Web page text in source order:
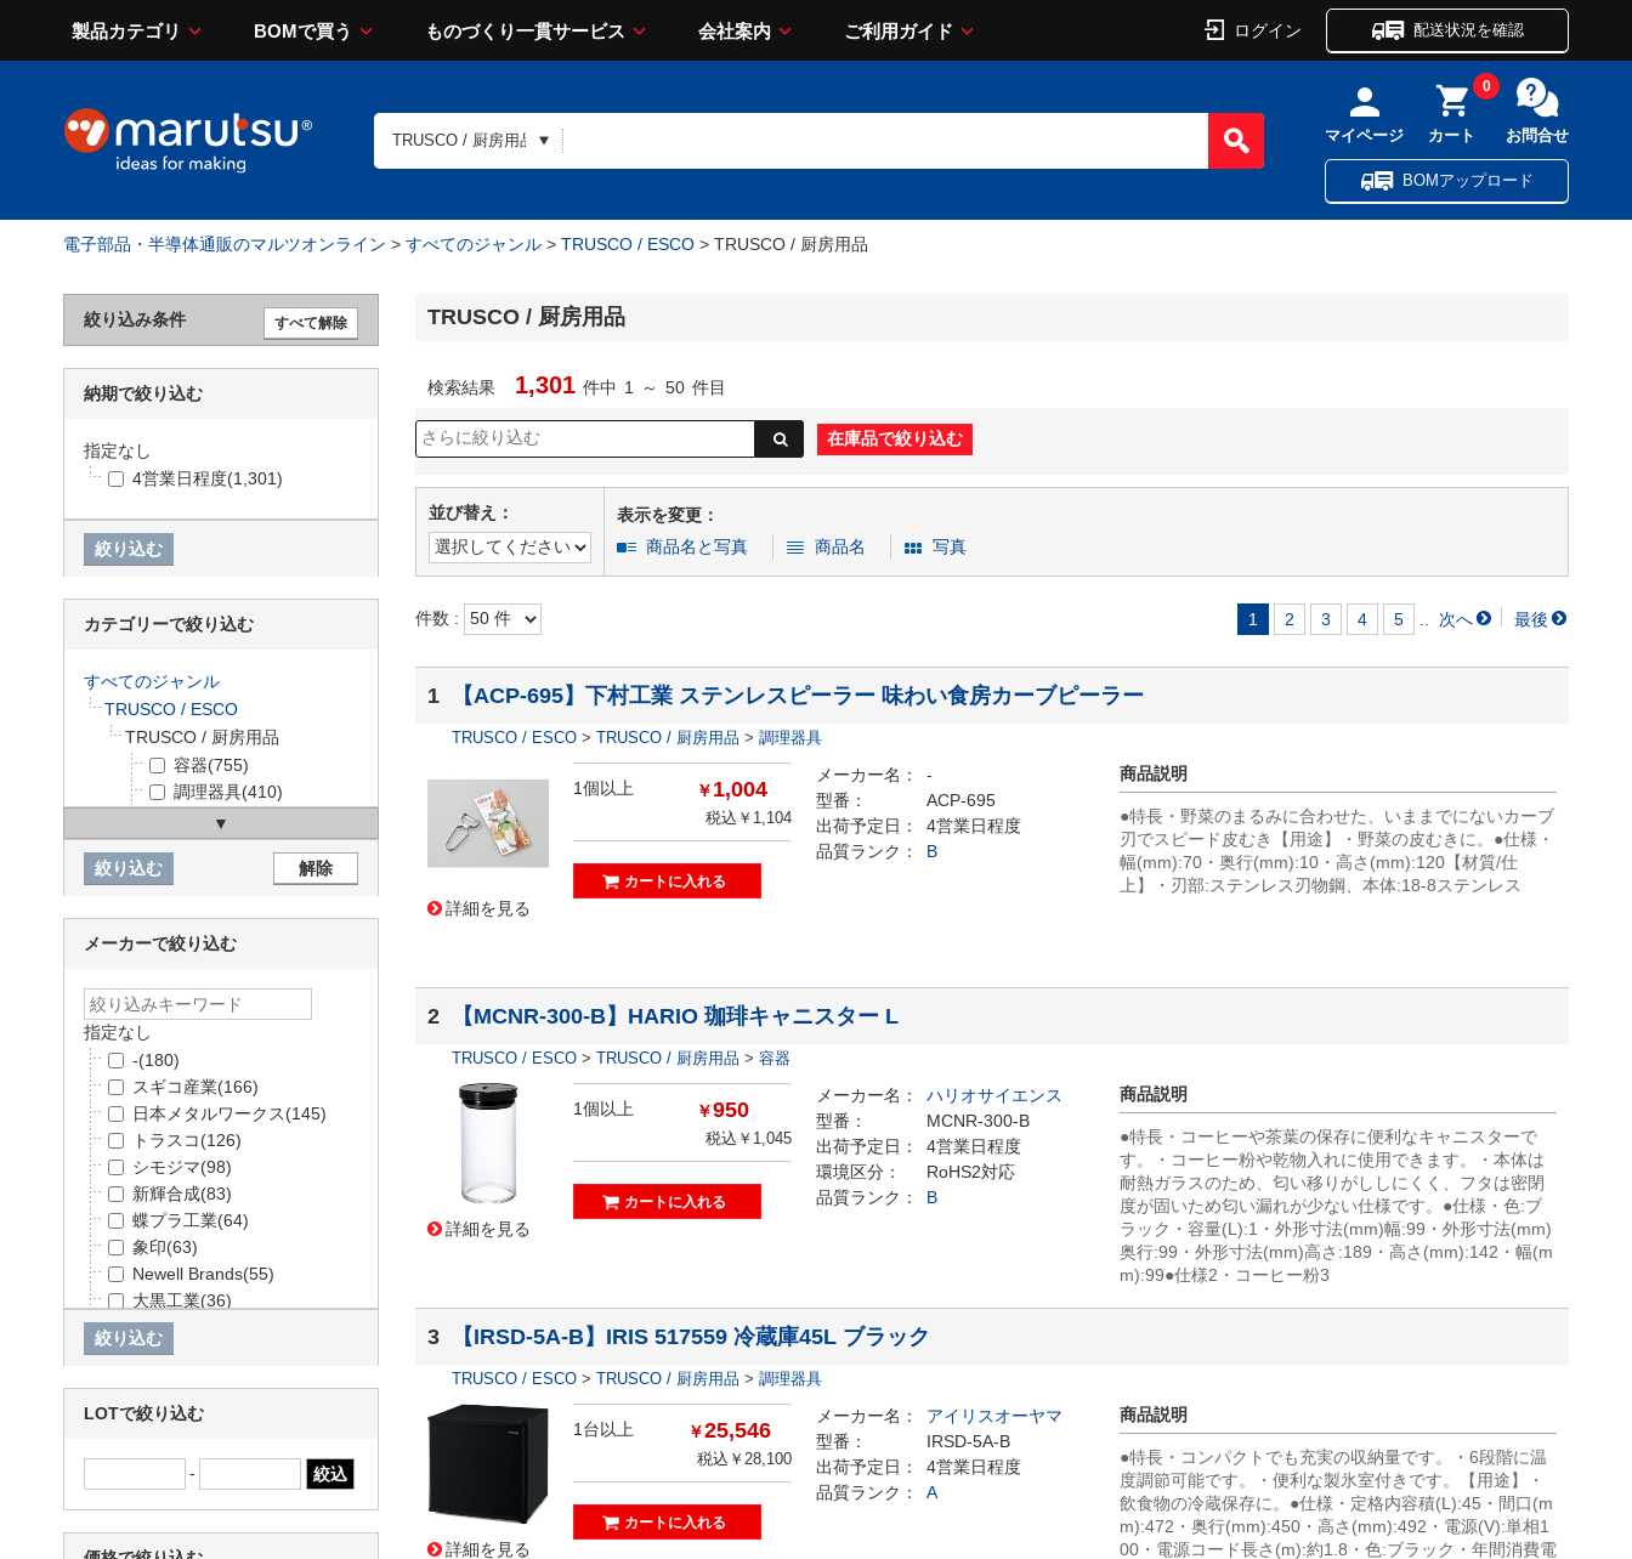
製品カテゴリ BOMで買う ものづくり一貫サービス 会社案内 ご利用ガイド ログイン 配送状況を確認
マイページ カート
0
お問合せ
BOMアップロード
電子部品・半導体通販のマルツオンライン > すべてのジャンル > TRUSCO / ESCO > TRUSCO / 厨房用品
TRUSCO / 厨房用品
検索結果 1,301 件中 1 ～ 50 件目
並び替え：
表示を変更：
商品名と写真
商品名 写真
件数 : 1 2 3 4 5
1 【ACP-695】下村工業 ステンレスピーラー 味わい食房カーブピーラー
TRUSCO / ESCO > TRUSCO / 厨房用品 > 調理器具
詳細を見る
1個以上 ￥1,004
税込￥1,104
メーカー名：
-
型番：
ACP-695
出荷予定日：
4営業日程度
品質ランク：
B
商品説明
●特長・野菜のまるみに合わせた、いままでにないカーブ
刃でスピード皮むき【用途】・野菜の皮むきに。●仕様・
幅(mm):70・奥行(mm):10・高さ(mm):120【材質/仕
上】・刃部:ステンレス刃物鋼、本体:18-8ステンレス
2 【MCNR-300-B】HARIO 珈琲キャニスター L
TRUSCO / ESCO > TRUSCO / 厨房用品 > 容器
詳細を見る
1個以上 ￥950
税込￥1,045
メーカー名：
ハリオサイエンス
型番：
MCNR-300-B
出荷予定日：
4営業日程度
環境区分：
RoHS2対応
品質ランク：
B
商品説明
●特長・コーヒーや茶葉の保存に便利なキャニスターで
す。・コーヒー粉や乾物入れに使用できます。・本体は
耐熱ガラスのため、匂い移りがししにくく、フタは密閉
度が固いため匂い漏れが少ない仕様です。●仕様・色:ブ
ラック・容量(L):1・外形寸法(mm)幅:99・外形寸法(mm)
奥行:99・外形寸法(mm)高さ:189・高さ(mm):142・幅(m
m):99●仕様2・コーヒー粉3
3 【IRSD-5A-B】IRIS 517559 冷蔵庫45L ブラック
TRUSCO / ESCO > TRUSCO / 厨房用品 > 調理器具
詳細を見る
1台以上 ￥25,546
税込￥28,100
メーカー名：
アイリスオーヤマ
型番：
IRSD-5A-B
出荷予定日：
4営業日程度
品質ランク：
A
商品説明
●特長・コンパクトでも充実の収納量です。・6段階に温
度調節可能です。・便利な製氷室付きです。【用途】・
飲食物の冷蔵保存に。●仕様・定格内容積(L):45・間口(m
m):472・奥行(mm):450・高さ(mm):492・電源(V):単相1
00・電源コード長さ(m):約1.8・色:ブラック・年間消費電
絞り込み条件
納期で絞り込む
指定なし
4営業日程度(1,301)
カテゴリーで絞り込む
すべてのジャンル
TRUSCO / ESCO
TRUSCO / 厨房用品
容器(755)
調理器具(410)
消耗品(136)
メーカーで絞り込む
指定なし
-(180)
スギコ産業(166)
日本メタルワークス(145)
トラスコ(126)
シモジマ(98)
新輝合成(83)
蝶プラ工業(64)
象印(63)
Newell Brands(55)
大黒工業(36)
東京メディカル
バーテック
リス(20)
日本製紙クレシア(12)
リス興業(11)
PLUS(9)
LOTで絞り込む
-